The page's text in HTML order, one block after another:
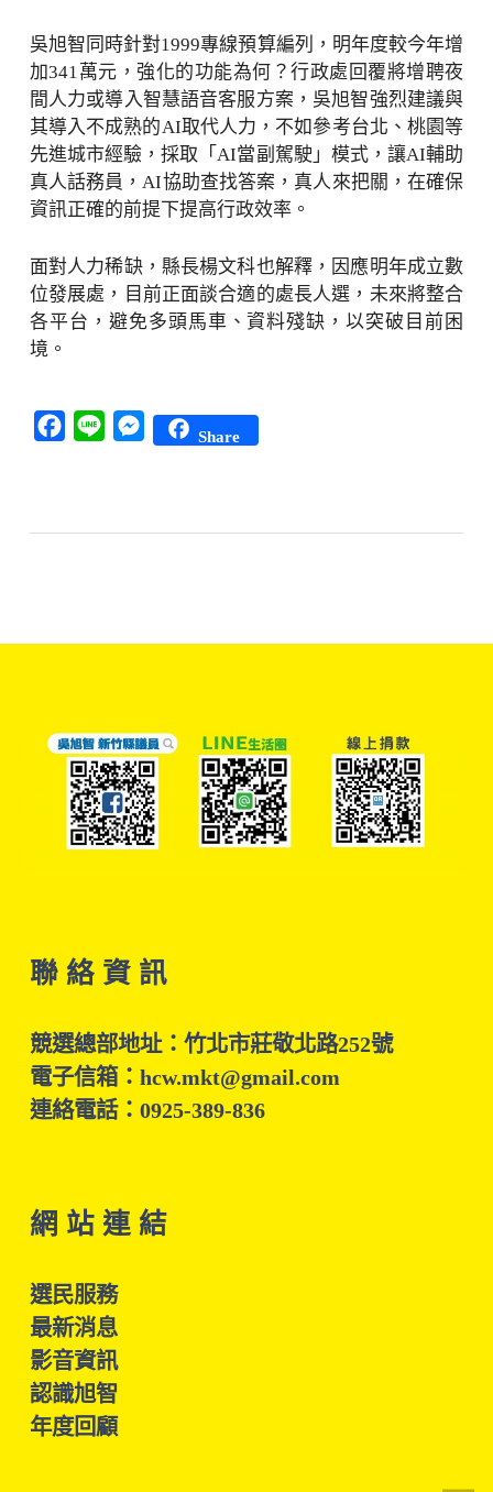
吳旭智同時針對1999專線預算編列，明年度較今年增
加341萬元，強化的功能為何？行政處回覆將增聘夜
間人力或導入智慧語音客服方案，吳旭智強烈建議與
其導入不成熟的AI取代人力，不如參考台北、桃園等
先進城市經驗，採取「AI當副駕駛」模式，讓AI輔助
真人話務員，AI協助查找答案，真人來把關，在確保
資訊正確的前提下提高行政效率。
面對人力稀缺，縣長楊文科也解釋，因應明年成立數
位發展處，目前正面談合適的處長人選，未來將整合
各平台，避免多頭馬車、資料殘缺，以突破目前困
境。
Facebook
Line Messenger
Share
聯 絡 資 訊
競選總部地址：竹北市莊敬北路252號
電子信箱：hcw.mkt@gmail.com
連絡電話：0925-389-836
網 站 連 結
選民服務
最新消息
影音資訊
認識旭智
年度回顧